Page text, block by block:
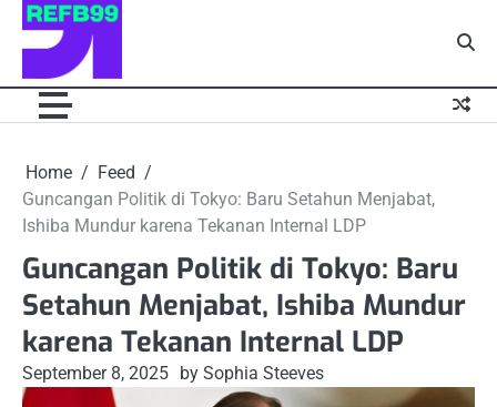
Skip
Home
Feed
Guncangan Politik di Tokyo: Baru Setahun Menjabat,
Ishiba Mundur karena Tekanan Internal LDP
Guncangan Politik di Tokyo: Baru
Setahun Menjabat, Ishiba Mundur
karena Tekanan Internal LDP
September 8, 2025 by Sophia Steeves